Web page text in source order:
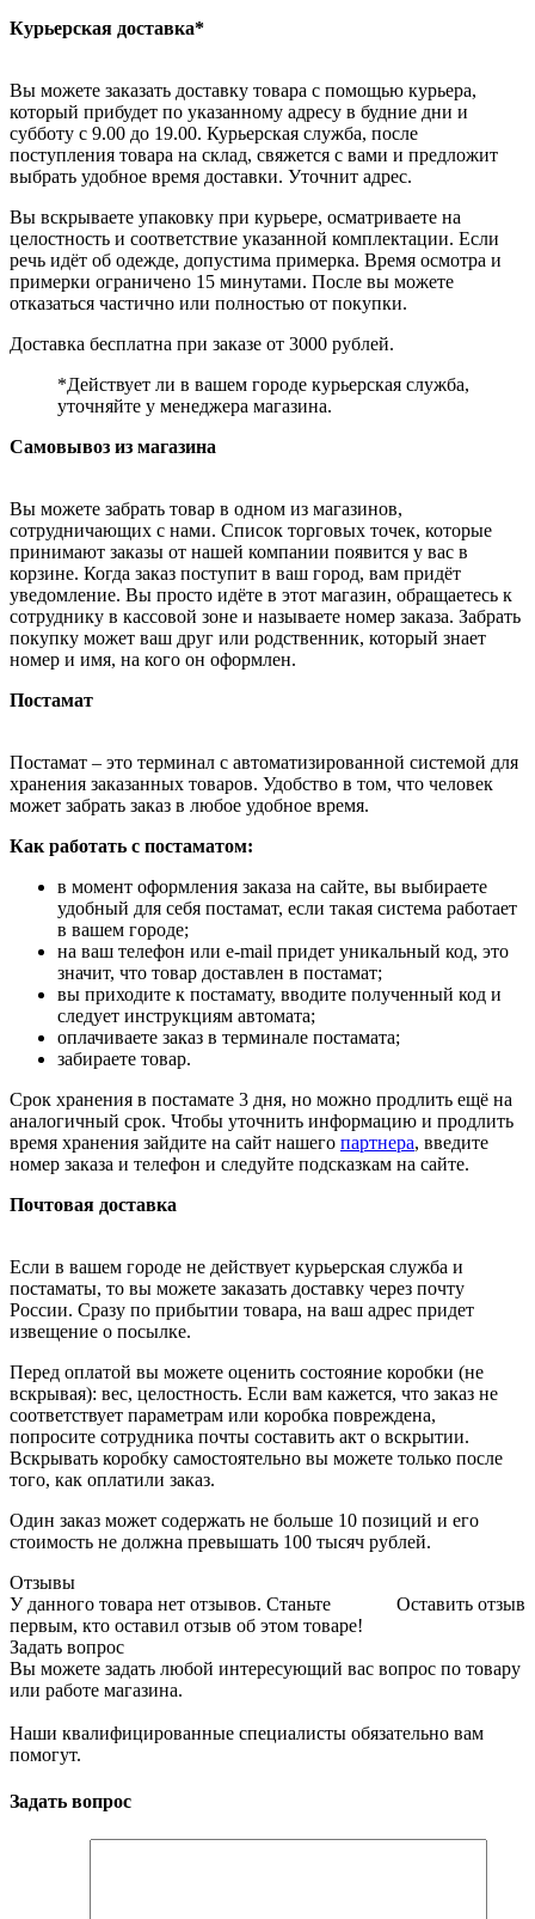
Курьерская доставка*
Вы можете заказать доставку товара с помощью курьера,
который прибудет по указанному адресу в будние дни и
субботу с 9.00 до 19.00. Курьерская служба, после
поступления товара на склад, свяжется с вами и предложит
выбрать удобное время доставки. Уточнит адрес.
Вы вскрываете упаковку при курьере, осматриваете на
целостность и соответствие указанной комплектации. Если
речь идёт об одежде, допустима примерка. Время осмотра и
примерки ограничено 15 минутами. После вы можете
отказаться частично или полностью от покупки.
Доставка бесплатна при заказе от 3000 рублей.
*Действует ли в вашем городе курьерская служба,
уточняйте у менеджера магазина.
Самовывоз из магазина
Вы можете забрать товар в одном из магазинов,
сотрудничающих с нами. Список торговых точек, которые
принимают заказы от нашей компании появится у вас в
корзине. Когда заказ поступит в ваш город, вам придёт
уведомление. Вы просто идёте в этот магазин, обращаетесь к
сотруднику в кассовой зоне и называете номер заказа. Забрать
покупку может ваш друг или родственник, который знает
номер и имя, на кого он оформлен.
Постамат
Постамат – это терминал с автоматизированной системой для
хранения заказанных товаров. Удобство в том, что человек
может забрать заказ в любое удобное время.
Как работать с постаматом:
в момент оформления заказа на сайте, вы выбираете
удобный для себя постамат, если такая система работает
в вашем городе;
на ваш телефон или e-mail придет уникальный код, это
значит, что товар доставлен в постамат;
вы приходите к постамату, вводите полученный код и
следует инструкциям автомата;
оплачиваете заказ в терминале постамата;
забираете товар.
Срок хранения в постамате 3 дня, но можно продлить ещё на
аналогичный срок. Чтобы уточнить информацию и продлить
время хранения зайдите на сайт нашего партнера, введите
номер заказа и телефон и следуйте подсказкам на сайте.
Почтовая доставка
Если в вашем городе не действует курьерская служба и
постаматы, то вы можете заказать доставку через почту
России. Сразу по прибытии товара, на ваш адрес придет
извещение о посылке.
Перед оплатой вы можете оценить состояние коробки (не
вскрывая): вес, целостность. Если вам кажется, что заказ не
соответствует параметрам или коробка повреждена,
попросите сотрудника почты составить акт о вскрытии.
Вскрывать коробку самостоятельно вы можете только после
того, как оплатили заказ.
Один заказ может содержать не больше 10 позиций и его
стоимость не должна превышать 100 тысяч рублей.
Отзывы
Оставить отзыв
У данного товара нет отзывов. Станьте
первым, кто оставил отзыв об этом товаре!
Задать вопрос
Вы можете задать любой интересующий вас вопрос по товару
или работе магазина.
Наши квалифицированные специалисты обязательно вам
помогут.
Задать вопрос